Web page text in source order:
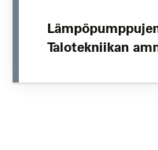
Talotekniikan